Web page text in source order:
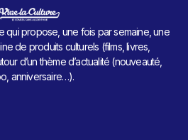
qui propose, une fois par semaine, une
de produits culturels (films, livres,
d’un thème d’actualité (nouveauté,
anniversaire…).